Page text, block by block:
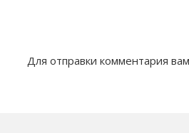
Для отправки комментария